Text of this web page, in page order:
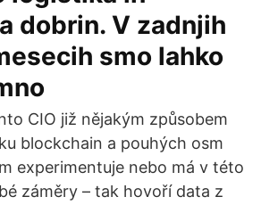
dobrin. V zadnjih
smo lahko
CIO již nějakým způsobem
blockchain a pouhých osm
experimentuje nebo má v této
záměry – tak hovoří data z